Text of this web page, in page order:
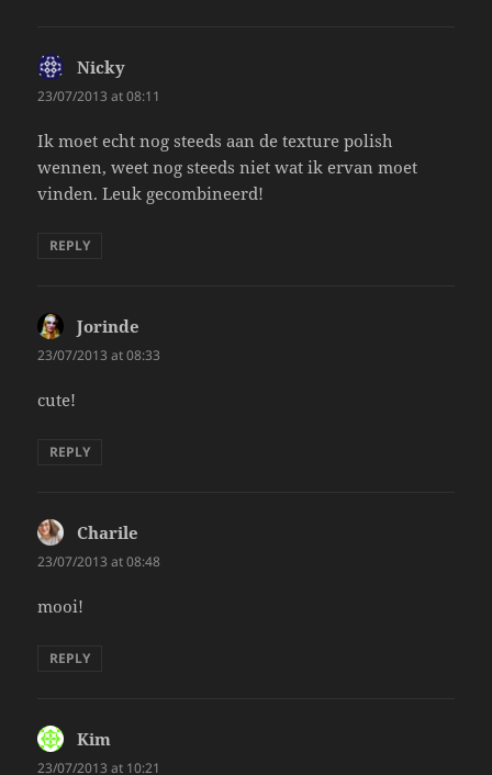
Nicky
23/07/2013 at 08:11
Ik moet echt nog steeds aan de texture polish
wennen, weet nog steeds niet wat ik ervan moet
vinden. Leuk gecombineerd!
REPLY
Jorinde
23/07/2013 at 08:33
cute!
REPLY
Charile
23/07/2013 at 08:48
mooi!
REPLY
Kim
23/07/2013 at 10:21